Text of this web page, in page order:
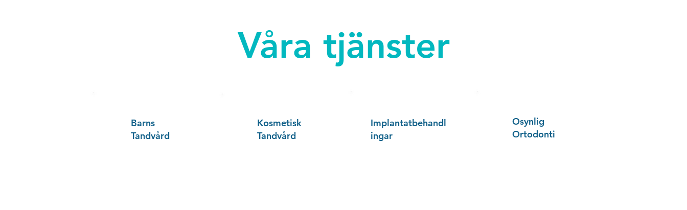
Våra tjänster
Barns
Tandvård
Kosmetisk
Tandvård
Implantatbehandl
ingar
Osynlig
Ortodonti